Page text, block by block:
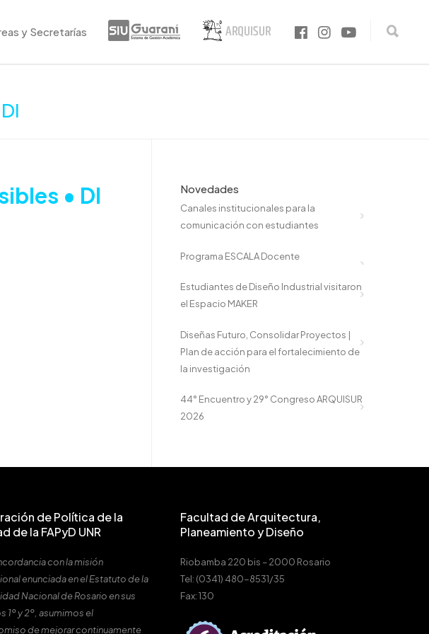
y Secretarías
• DI Novedades
Canales institucionales para la
comunicación con estudiantes
Programa ESCALA Docente
Estudiantes de Diseño Industrial visitaron
el Espacio MAKER
Diseñas Futuro, Consolidar Proyectos |
Plan de acción para el fortalecimiento de
la investigación
44° Encuentro y 29° Congreso ARQUISUR
2026
de Política de la
de la FAPyD UNR
con la misión
enunciada en el Estatuto de la
Nacional de Rosario en sus
1º y 2º, asumimos el
de mejorar continuamente
Facultad de Arquitectura,
Planeamiento y Diseño
Riobamba 220 bis – 2000 Rosario
Tel: (0341) 480-8531/35
Fax: 130